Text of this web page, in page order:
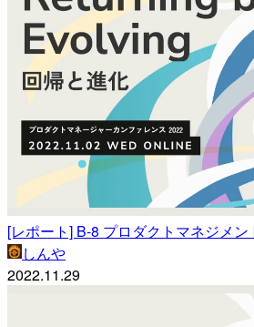
[レポート] B-8 プロダクトマネジメ
しんや
2022.11.29